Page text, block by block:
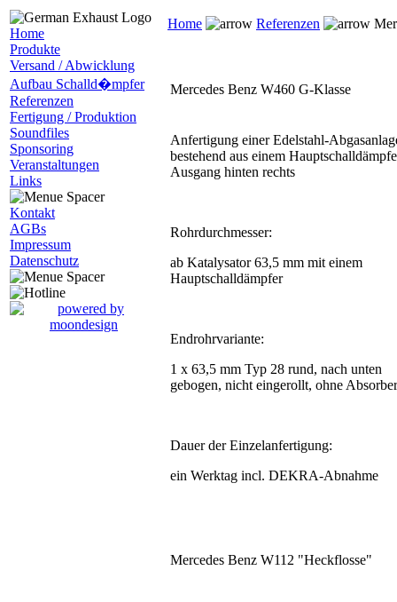
Home
Produkte
Versand / Abwicklung
Aufbau Schalld�mpfer
Referenzen
Fertigung / Produktion
Soundfiles
Sponsoring
Veranstaltungen
Links
Kontakt
AGBs
Impressum
Datenschutz
Home Referenzen
Mercedes Benz W460 G-Klasse
Anfertigung einer Edelstahl-
bestehend aus einem
Ausgang hinten rechts
Rohrdurchmesser:
ab Katalysator 63,5 mm mit einem
Hauptschalldämpfer
Endrohrvariante:
1 x 63,5 mm Typ 28 rund, nach unten
gebogen, nicht eingerollt, ohne Absorber
Dauer der Einzelanfertigung:
ein Werktag incl. DEKRA-Abnahme
Mercedes Benz W112 "Heckflosse"